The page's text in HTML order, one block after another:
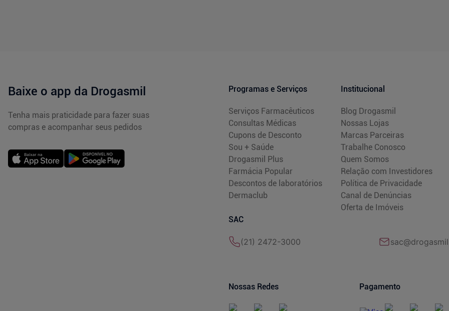
Baixe o app da Drogasmil
Tenha mais praticidade para fazer suas
compras e acompanhar seus pedidos
Programas e Serviços
Serviços Farmacêuticos
Consultas Médicas
Cupons de Desconto
Sou + Saúde
Drogasmil Plus
Farmácia Popular
Descontos de laboratórios
Dermaclub
Institucional
Blog Drogasmil
Nossas Lojas
Marcas Parceiras
Trabalhe Conosco
Quem Somos
Relação com Investidores
Política de Privacidade
Canal de Denúncias
Oferta de Imóveis
SAC
(21) 2472-3000
Nossas Redes Pagamento